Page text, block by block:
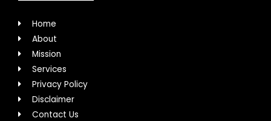
Home
About
Mission
Services
Privacy Policy
Disclaimer
Contact Us